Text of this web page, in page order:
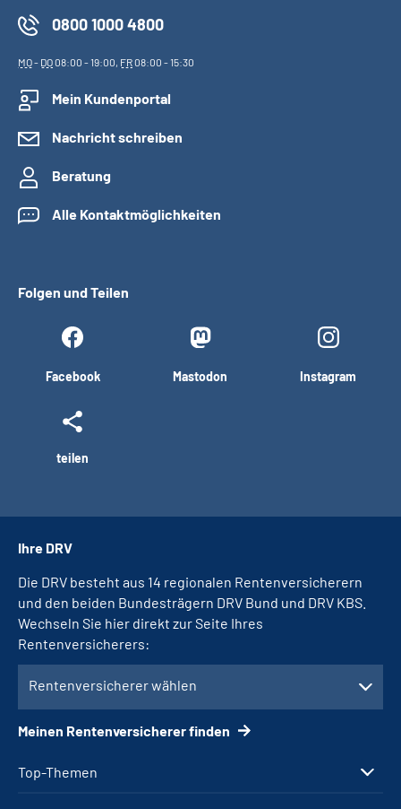
0800 1000 4800
MO- DO08:00 - 19:00, FR08:00 - 15:30
Mein Kundenportal
Nachricht schreiben
Beratung
Alle Kontaktmöglichkeiten
Folgen und Teilen
Facebook Mastodon Instagram
teilen
Top-Themen
Ihre DRV
Die DRV besteht aus 14 regionalen Rentenversicherern
und den beiden Bundesträgern DRV Bund und DRV KBS.
Wechseln Sie hier direkt zur Seite Ihres
Rentenversicherers:
Rentenversicherer wählen
Meinen Rentenversicherer finden